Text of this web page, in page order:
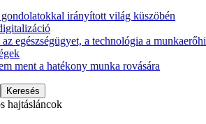
irányított világ küszöbén
egészségügyet, a technológia a
ment a hatékony munka rovására
hajtásláncok